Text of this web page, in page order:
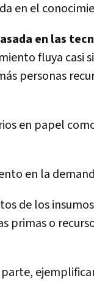
en el
en las
fluya casi
personas
en papel
en la
de los
primas o